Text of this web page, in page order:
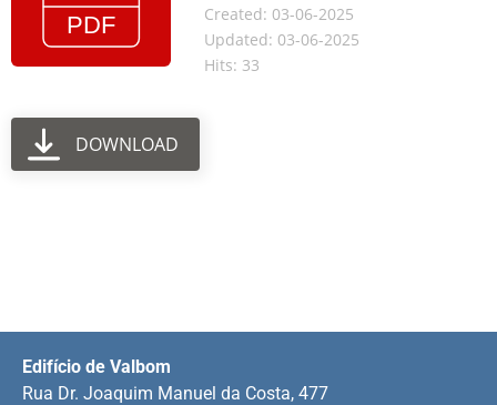
Created: 03-06-2025
Updated: 03-06-2025
Hits: 33
DOWNLOAD
Edifício de Valbom
Rua Dr. Joaquim Manuel da Costa, 477